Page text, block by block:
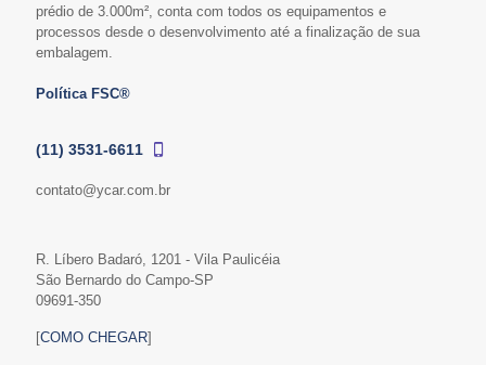
prédio de 3.000m², conta com todos os equipamentos e
processos desde o desenvolvimento até a finalização de sua
embalagem.
Política FSC®
(11) 3531-6611
contato@ycar.com.br
R. Líbero Badaró, 1201 - Vila Paulicéia
São Bernardo do Campo-SP
09691-350
[COMO CHEGAR]